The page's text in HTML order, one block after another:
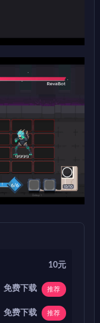
10元
免费下载 推荐
免费下载 推荐